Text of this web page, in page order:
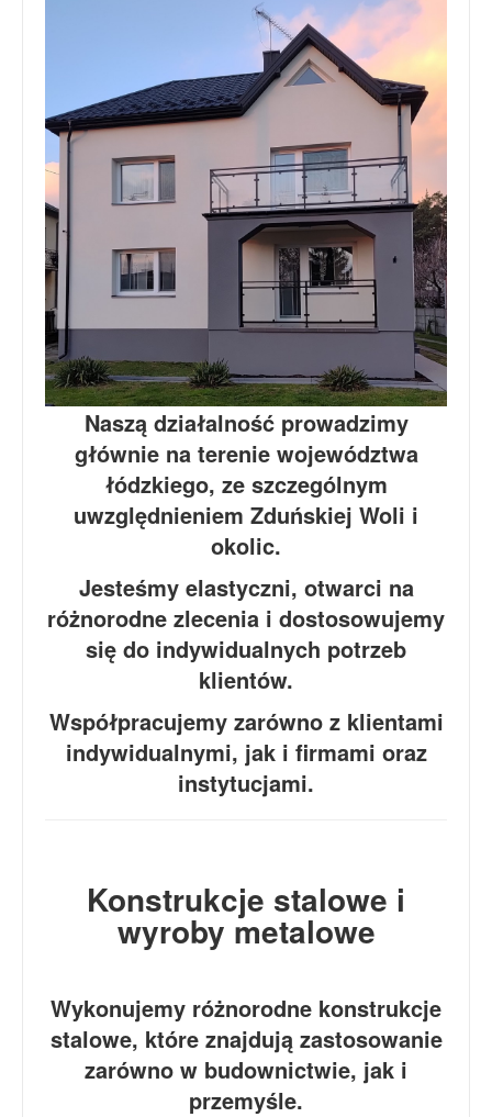
Naszą działalność prowadzimy
głównie na terenie województwa
łódzkiego, ze szczególnym
uwzględnieniem Zduńskiej Woli i
okolic.
Jesteśmy elastyczni, otwarci na
różnorodne zlecenia i dostosowujemy
się do indywidualnych potrzeb
klientów.
Współpracujemy zarówno z klientami
indywidualnymi, jak i firmami oraz
instytucjami.
Konstrukcje stalowe i
wyroby metalowe
Wykonujemy różnorodne konstrukcje
stalowe, które znajdują zastosowanie
zarówno w budownictwie, jak i
przemyśle.